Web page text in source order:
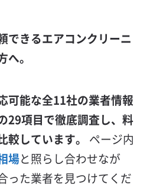
できるエアコンクリーニ
。
可能な全11社の業者情報
29項目で徹底調査し、料
しています。
ページ内
場と照らし合わせなが
った業者を見つけてくだ